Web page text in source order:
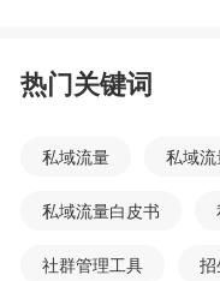
热门关键词
私域流量 私域
私域流量白皮书
社群管理工具